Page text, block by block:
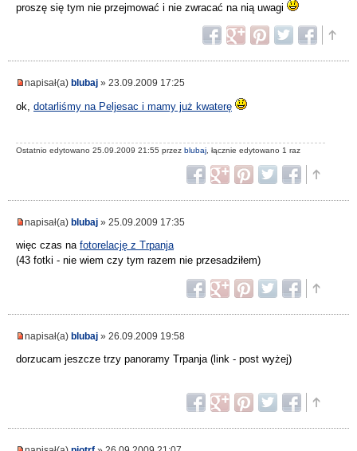
proszę się tym nie przejmować i nie zwracać na nią uwagi
napisał(a) blubaj » 23.09.2009 17:25
ok, dotarliśmy na Peljesac i mamy już kwaterę
Ostatnio edytowano 25.09.2009 21:55 przez blubaj , łącznie edytowano 1 raz
napisał(a) blubaj » 25.09.2009 17:35
więc czas na fotorelację z Trpanja
(43 fotki - nie wiem czy tym razem nie przesadziłem)
napisał(a) blubaj » 26.09.2009 19:58
dorzucam jeszcze trzy panoramy Trpanja (link - post wyżej)